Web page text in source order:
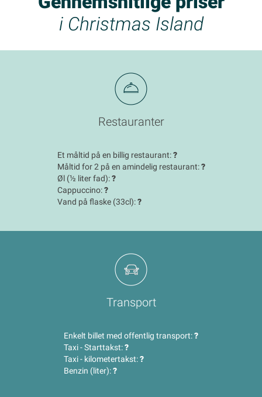
i Christmas Island
Restauranter
Et måltid på en billig restaurant:?
Måltid for 2 på en amindelig restaurant:?
Øl (½ liter fad):?
Cappuccino:?
Vand på flaske (33cl):?
Transport
Enkelt billet med offentlig transport:?
Taxi - Starttakst:?
Taxi - kilometertakst:?
Benzin (liter):?